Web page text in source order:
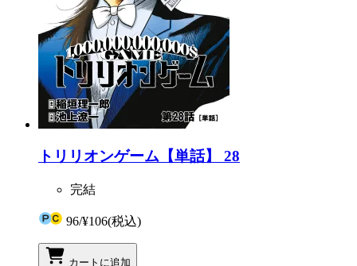
トリリオンゲーム【単話】 28
完結
96/¥106(税込)
カートに追加